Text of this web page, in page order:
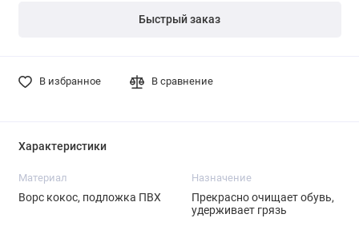
Быстрый заказ
В избранное В сравнение
Характеристики
Материал
Ворс кокос, подложка ПВХ
Назначение
Прекрасно очищает обувь,
удерживает грязь